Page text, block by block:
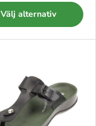
Välj alternativ